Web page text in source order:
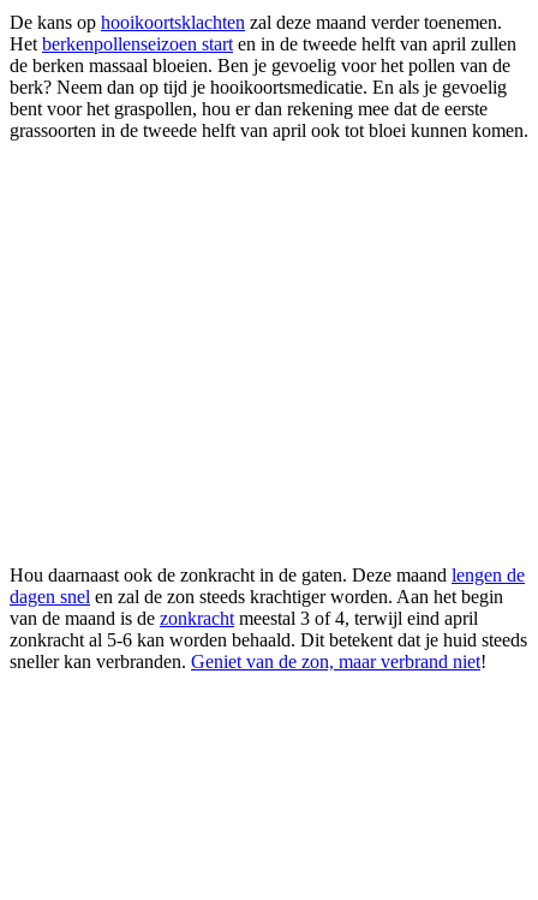
De kans op hooikoortsklachten zal deze maand verder toenemen.
Het berkenpollenseizoen start en in de tweede helft van april zullen
de berken massaal bloeien. Ben je gevoelig voor het pollen van de
berk? Neem dan op tijd je hooikoortsmedicatie. En als je gevoelig
bent voor het graspollen, hou er dan rekening mee dat de eerste
grassoorten in de tweede helft van april ook tot bloei kunnen komen.
Hou daarnaast ook de zonkracht in de gaten. Deze maand lengen de
dagen snel en zal de zon steeds krachtiger worden. Aan het begin
van de maand is de zonkracht meestal 3 of 4, terwijl eind april
zonkracht al 5-6 kan worden behaald. Dit betekent dat je huid steeds
sneller kan verbranden. Geniet van de zon, maar verbrand niet!